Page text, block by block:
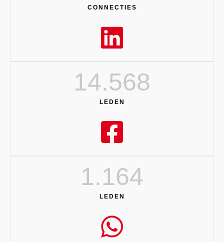
CONNECTIES
LEDEN
14.568
LEDEN
1.164